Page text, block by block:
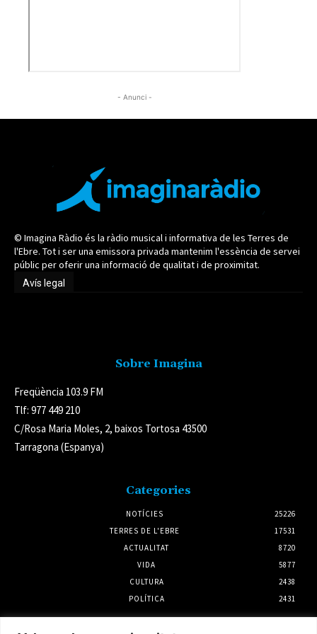
- Anunci -
© Imagina Ràdio és la ràdio musical i informativa de les Terres de
l'Ebre. Tot i ser una emissora privada mantenim l'essència de servei
públic per oferir una informació de qualitat i de proximitat.
Avís legal
Sobre Imagina
Freqüència 103.9 FM
Tlf: 977 449 210
C/Rosa Maria Moles, 2, baixos Tortosa 43500
Tarragona (Espanya)
Categories
NOTÍCIES
25226
TERRES DE L'EBRE
17531
ACTUALITAT
8720
VIDA
5877
CULTURA
2438
POLÍTICA
2431